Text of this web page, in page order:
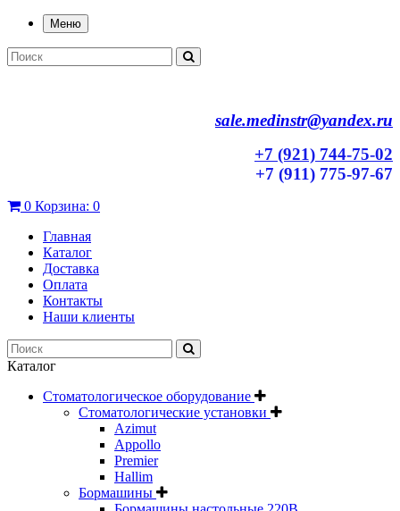
Меню
sale.medinstr@yandex.ru
+7 (921) 744-75-02
+7 (911) 775-97-67
0 Корзина: 0
Главная
Каталог
Доставка
Оплата
Контакты
Наши клиенты
Каталог
Стоматологическое оборудование
Стоматологические установки
Azimut
Appollo
Premier
Hallim
Бормашины